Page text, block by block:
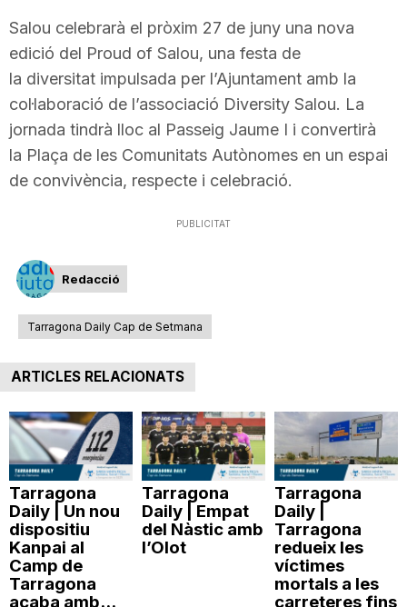
Salou celebrarà el pròxim 27 de juny una nova
edició del Proud of Salou, una festa de
la diversitat impulsada per l’Ajuntament amb la
col·laboració de l’associació Diversity Salou. La
jornada tindrà lloc al Passeig Jaume I i convertirà
la Plaça de les Comunitats Autònomes en un espai
de convivència, respecte i celebració.
PUBLICITAT
Redacció
Tarragona Daily Cap de Setmana
ARTICLES RELACIONATS
Tarragona
Daily | Un nou
dispositiu
Kanpai al
Camp de
Tarragona
acaba amb...
Tarragona
Daily | Empat
del Nàstic amb
l’Olot
Tarragona
Daily |
Tarragona
redueix les
víctimes
mortals a les
carreteres fins